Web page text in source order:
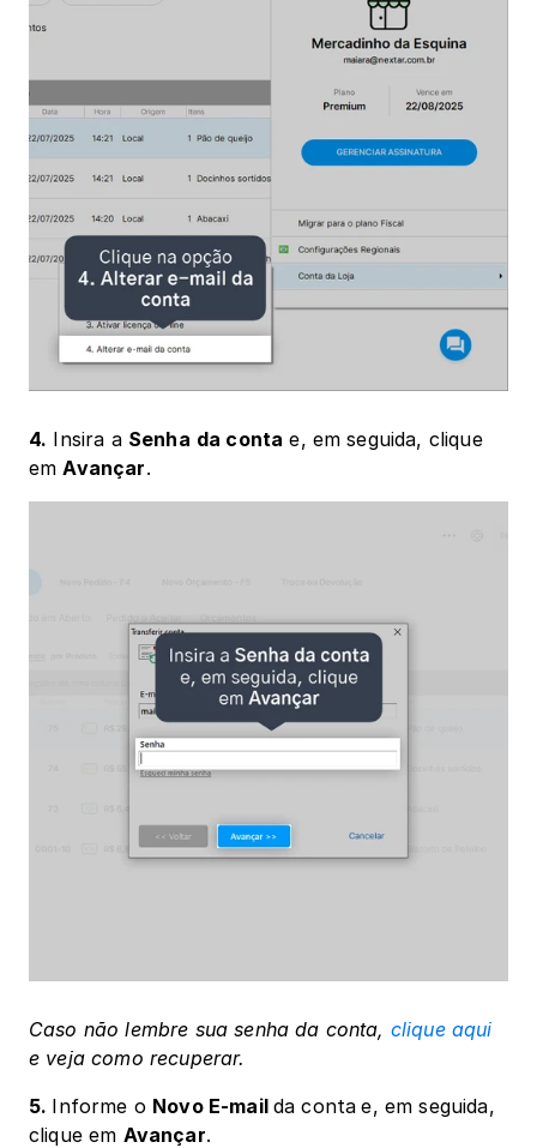
4. Insira a Senha da conta e, em seguida, clique
em Avançar.
Caso não lembre sua senha da conta, clique aqui
e veja como recuperar.
5. Informe o Novo E-mail da conta e, em seguida,
clique em Avançar.